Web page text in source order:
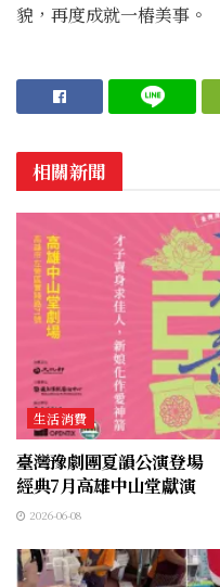
貌，再度成就一樁美事。
相關新聞
生活消費
臺灣豫劇團夏韻公演登場
經典7月高雄中山堂獻演
2026-06-08